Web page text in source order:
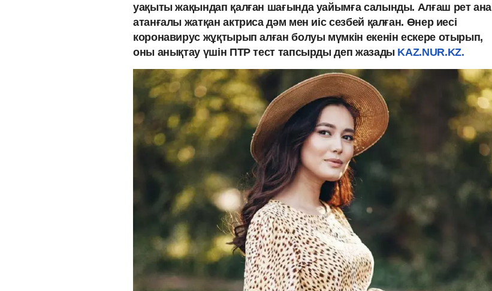
уақыты жақындап қалған шағында уайымға салынды. Алғаш рет ана
атанғалы жатқан актриса дәм мен иіс сезбей қалған. Өнер иесі
коронавирус жұқтырып алған болуы мүмкін екенін ескере отырып,
оны анықтау үшін ПТР тест тапсырды деп жазады KAZ.NUR.KZ.